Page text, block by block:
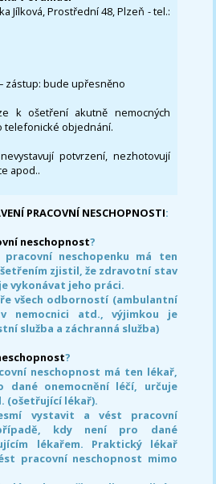
Jílková, Prostřední 48, Plzeň - tel.:
zástup: bude upřesněno
k ošetření akutně nemocných
telefonické objednání.
potvrzení, nezhotovují
apod..
PRACOVNÍ NESCHOPNOSTI:
neschopnost?
neschopenku má ten
zjistil, že zdravotní stav
vykonávat jeho práci.
všech odborností (ambulantní
nemocnici atd., výjimkou je
služba a záchranná služba)
?
neschopnost má ten lékař,
onemocnění léčí, určuje
(ošetřující lékař).
vystavit a vést pracovní
kdy není pro dané
lékařem. Praktický lékař
pracovní neschopnost mimo